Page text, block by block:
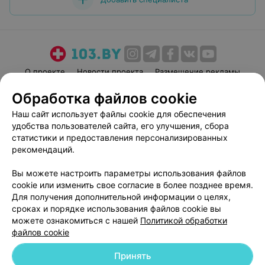
О проекте Новости проекта
Размещение рекламы
Пользовательское соглашение
Способы оплаты
Вакансии
Партнеры
Написать руководителю 103.by
Персональные настройки cookie
Обработка персональных данных
Обработка файлов cookie
Наш сайт использует файлы cookie для обеспечения
удобства пользователей сайта, его улучшения, сбора
статистики и предоставления персонализированных
рекомендаций.
Вы можете настроить параметры использования файлов
cookie или изменить свое согласие в более позднее время.
Для получения дополнительной информации о целях,
сроках и порядке использования файлов cookie вы
можете ознакомиться с нашей Политикой обработки
файлов cookie
Принять